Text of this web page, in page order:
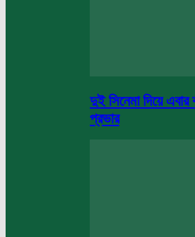
দুই সিনেমা দিয়ে এবার
প্রভার